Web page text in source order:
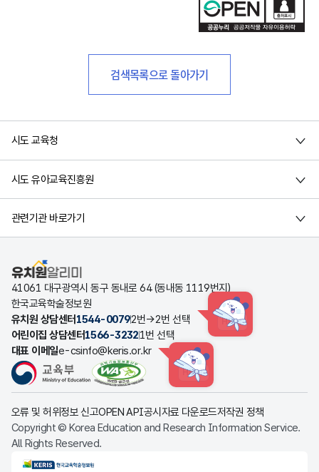
검색목록으로 돌아가기
시도 교육청
시도 유아교육진흥원
관련기관 바로가기
유치원알리미
41061 대구광역시 동구 동내로 64 (동내동 1119번지)
한국교육학술정보원
유치원 상담센터 1544-00792번→2번 선택 HINT
어린이집 상담센터1566-32321번 선택
대표 이메일e-csinfo@keris.or.kr
HINT
오류 및 허위정보 신고OPEN API공시자료 다운로드저작권 정책
Copyright © Korea Education and Research Information Service.
All Rights Reserved.
KERIS한국교육학술정보원